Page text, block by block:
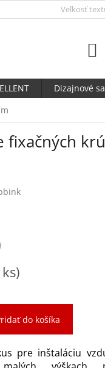
AERFLUX UBBINK
Veľkosť
Dizajnové
do košíka
pre inštaláciu